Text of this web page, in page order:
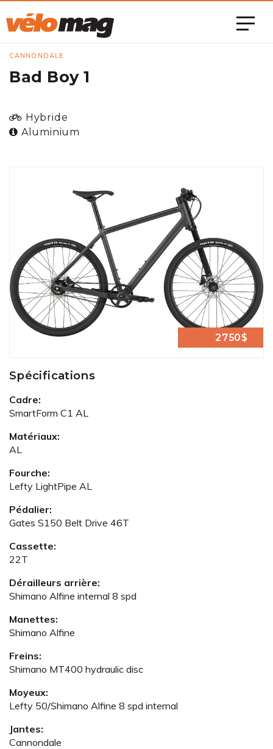
CANNONDALE
Bad Boy 1
Hybride
Aluminium
2750$
Spécifications
Cadre:
SmartForm C1 AL
Matériaux:
AL
Fourche:
Lefty LightPipe AL
Pédalier:
Gates S150 Belt Drive 46T
Cassette:
22T
Dérailleurs arrière:
Shimano Alfine internal 8 spd
Manettes:
Shimano Alfine
Freins:
Shimano MT400 hydraulic disc
Moyeux:
Lefty 50/Shimano Alfine 8 spd internal
Jantes:
Cannondale